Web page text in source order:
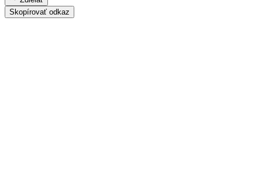
Skopírovať odkaz